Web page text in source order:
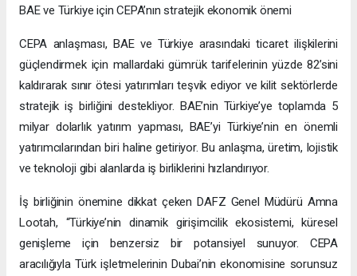
BAE ve Türkiye için CEPA’nın stratejik ekonomik önemi
CEPA anlaşması, BAE ve Türkiye arasındaki ticaret ilişkilerini
güçlendirmek için mallardaki gümrük tarifelerinin yüzde 82’sini
kaldırarak sınır ötesi yatırımları teşvik ediyor ve kilit sektörlerde
stratejik iş birliğini destekliyor. BAE’nin Türkiye’ye toplamda 5
milyar dolarlık yatırım yapması, BAE’yi Türkiye’nin en önemli
yatırımcılarından biri haline getiriyor. Bu anlaşma, üretim, lojistik
ve teknoloji gibi alanlarda iş birliklerini hızlandırıyor.
İş birliğinin önemine dikkat çeken DAFZ Genel Müdürü Amna
Lootah, “Türkiye’nin dinamik girişimcilik ekosistemi, küresel
genişleme için benzersiz bir potansiyel sunuyor. CEPA
aracılığıyla Türk işletmelerinin Dubai’nin ekonomisine sorunsuz